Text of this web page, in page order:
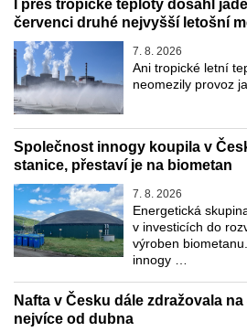
I přes tropické teploty dosáhl
červenci druhé nejvyšší letošní
7. 8. 2026
Ani tropické letní
neomezily provoz
Společnost innogy koupila v
stanice, přestaví je na biometan
7. 8. 2026
Energetická
v investicích do
výroben
innogy …
Nafta v Česku dále zdražovala
nejvíce od dubna